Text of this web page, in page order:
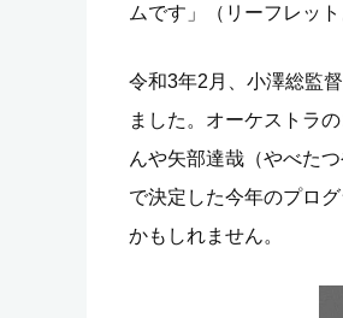
ムです」（リーフレット
令和3年2月、小澤総監
ました。オーケストラ
んや矢部達哉（やべた
で決定した今年のプロ
かもしれません。